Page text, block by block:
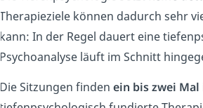
Therapieziele können dadurch sehr
kann: In der Regel dauert eine
Psychoanalyse läuft im Schnitt
Die Sitzungen finden ein bis zwei Mal